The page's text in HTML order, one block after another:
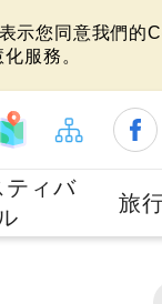
示您同意我們的
服務。
ティバ
旅